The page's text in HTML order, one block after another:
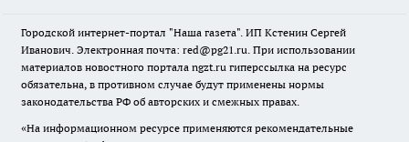
Городской интернет-портал "Наша газета". ИП Кстенин Сергей
Иванович. Электронная почта: red@pg21.ru. При использовании
материалов новостного портала ngzt.ru гиперссылка на ресурс
обязательна, в противном случае будут применены нормы
законодательства РФ об авторских и смежных правах.
«На информационном ресурсе применяются рекомендательные